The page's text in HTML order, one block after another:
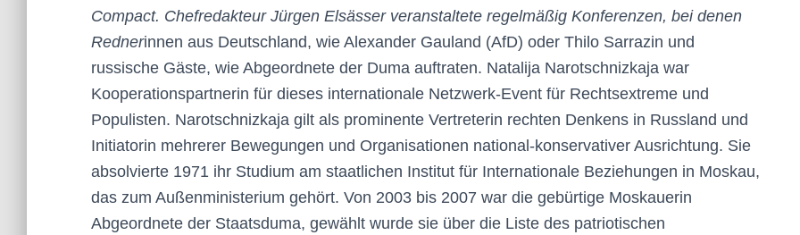
Compact. Chefredakteur Jürgen Elsässer veranstaltete regelmäßig Konferenzen, bei denen
Rednerinnen aus Deutschland, wie Alexander Gauland (AfD) oder Thilo Sarrazin und
russische Gäste, wie Abgeordnete der Duma auftraten. Natalija Narotschnizkaja war
Kooperationspartnerin für dieses internationale Netzwerk-Event für Rechtsextreme und
Populisten. Narotschnizkaja gilt als prominente Vertreterin rechten Denkens in Russland und
Initiatorin mehrerer Bewegungen und Organisationen national-konservativer Ausrichtung. Sie
absolvierte 1971 ihr Studium am staatlichen Institut für Internationale Beziehungen in Moskau,
das zum Außenministerium gehört. Von 2003 bis 2007 war die gebürtige Moskauerin
Abgeordnete der Staatsduma, gewählt wurde sie über die Liste des patriotischen